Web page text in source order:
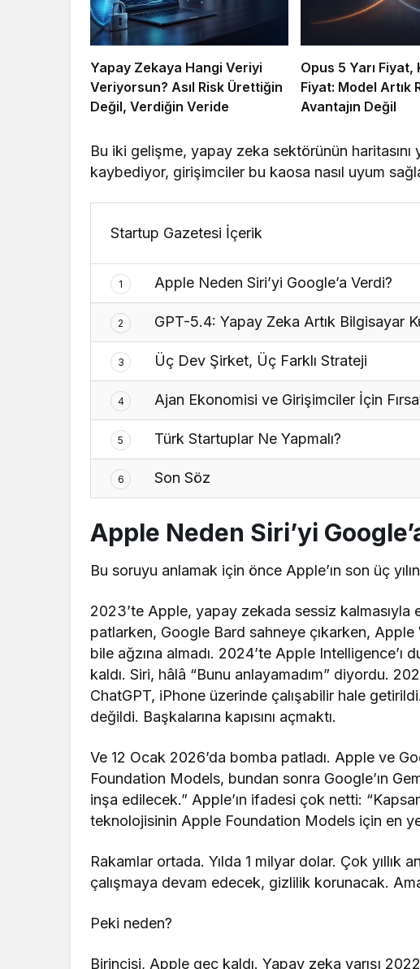
Yapay Zekaya Hangi Veriyi
Veriyorsun? Asıl Risk Ürettiğin
Değil, Verdiğin Veride
Opus 5 Yarı Fiyat,
Fiyat: Model Artık
Avantajın Değil
Bu iki gelişme, yapay zeka sektörünün
kaybediyor, girişimciler bu kaosa nasıl uyum
Startup Gazetesi İçerik
1 Apple Neden Siri’yi Google’a Verdi?
2 GPT-5.4: Yapay Zeka Artık Bilgisayar
3 Üç Dev Şirket, Üç Farklı Strateji
4 Ajan Ekonomisi ve Girişimciler İçin
5 Türk Startuplar Ne Yapmalı?
6 Son Söz
Apple Neden Siri’yi
Bu soruyu anlamak için önce Apple’ın son üç
2023’te Apple, yapay zekada sessiz
patlarken, Google Bard sahneye çıkarken, Apple
bile ağzına almadı. 2024’te Apple Intelligence’ı
kaldı. Siri, hâlâ “Bunu anlayamadım” diyordu.
ChatGPT, iPhone üzerinde çalışabilir hale
değildi. Başkalarına kapısını açmaktı.
Ve 12 Ocak 2026’da bomba patladı. Apple ve
Foundation Models, bundan sonra Google’ın
inşa edilecek.” Apple’ın ifadesi çok netti:
teknolojisinin Apple Foundation Models için en
Rakamlar ortada. Yılda 1 milyar dolar. Çok
çalışmaya devam edecek, gizlilik korunacak.
Peki neden?
Birincisi, Apple geç kaldı. Yapay zeka yarışı